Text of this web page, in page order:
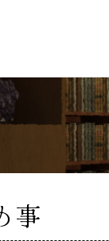
事